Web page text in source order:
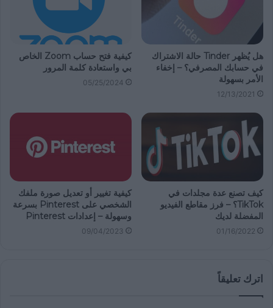
هل يُظهر Tinder حالة الاشتراك
في حسابك المصرفي؟ – إخفاء
الأمر بسهولة
12/13/2021
كيفية فتح حساب Zoom الخاص
بي واستعادة كلمة المرور
05/25/2024
كيف تصنع عدة مجلدات في
TikTok؟ – فرز مقاطع الفيديو
المفضلة لديك
01/16/2022
كيفية تغيير أو تعديل صورة ملفك
الشخصي على Pinterest بسرعة
وسهولة – إعدادات Pinterest
09/04/2023
اترك تعليقاً